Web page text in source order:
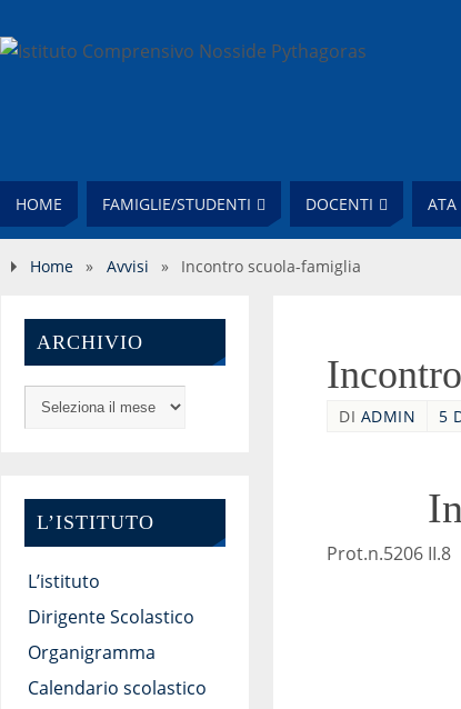
HOME FAMIGLIE/STUDENTI DOCENTI ATA
Home » Avvisi » Incontro scuola-famiglia
DI ADMIN 5
ARCHIVIO
L’ISTITUTO
L’istituto
Dirigente Scolastico
Organigramma
Calendario scolastico